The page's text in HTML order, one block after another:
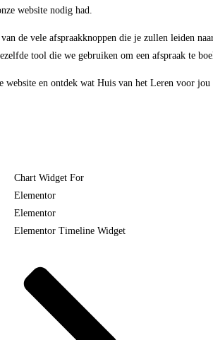
website nodig had.
de vele afspraakknoppen die je zullen leiden
tool die we gebruiken om een afspraak te
website en ontdek wat Huis van het Leren voor jou
Chart Widget For
Elementor
Elementor
Elementor Timeline Widget